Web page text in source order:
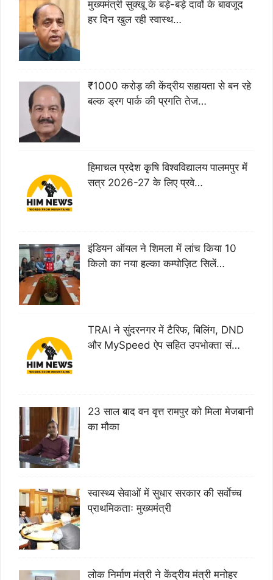
मुख्यमंत्री सुक्खू के बड़े-बड़े दावों के बावजूद
हर दिन खुल रही स्वास्थ…
₹1000 करोड़ की केंद्रीय सहायता से बन रहे
बल्क ड्रग पार्क की प्रगति तेज…
हिमाचल प्रदेश कृषि विश्वविद्यालय पालमपुर में
सत्र 2026-27 के लिए प्रवे…
इंडियन ऑयल ने शिमला में लांच किया 10
किलो का नया हल्का कम्पोज़िट सिलें…
TRAI ने सुंदरनगर में टैरिफ, बिलिंग, DND
और MySpeed ऐप सहित उपभोक्ता सं…
23 साल बाद वन वृत्त रामपुर को मिला मेजबानी
का मौका
स्वास्थ्य सेवाओं में सुधार सरकार की सर्वाेच्च
प्राथमिकताः मुख्यमंत्री
लोक निर्माण मंत्री ने केंद्रीय मंत्री मनोहर